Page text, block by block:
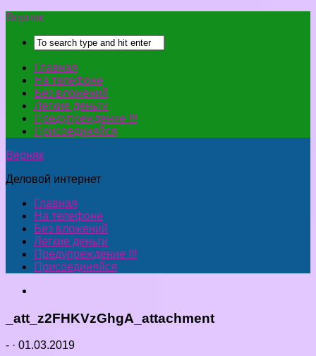
Верняк
Главная
На телефоне
Без вложений
Легкие деньги
Предупреждение !!!
Присоединяйся
Верняк
Деловой интернет
Главная
На телефоне
Без вложений
Легкие деньги
Предупреждение !!!
Присоединяйся
_att_z2FHKVzGhgA_attachment
- · 01.03.2019